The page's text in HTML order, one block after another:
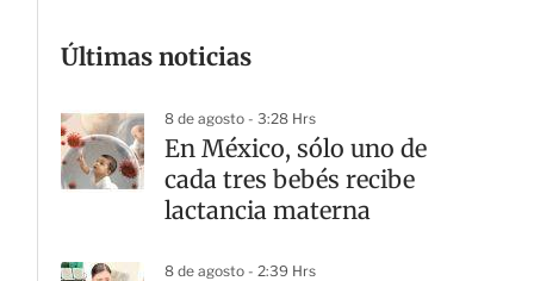
Últimas noticias
8 de agosto - 3:28 Hrs
En México, sólo uno de
cada tres bebés recibe
lactancia materna
8 de agosto - 2:39 Hrs